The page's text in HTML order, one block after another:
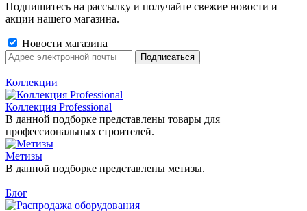
Подпишитесь на рассылку и получайте свежие новости и
акции нашего магазина.
Новости магазина
Коллекции
Коллекция Professional
В данной подборке представлены товары для
профессиональных строителей.
Метизы
В данной подборке представлены метизы.
Блог